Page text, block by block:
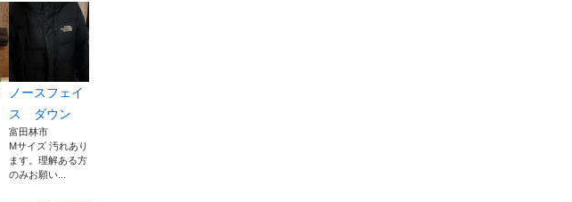
ノースフェイ
ス ダウン
富田林市
Mサイズ 汚れあり
ます。理解ある方
のみお願い...